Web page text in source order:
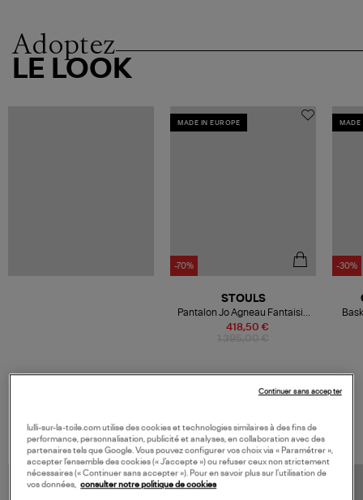
Adoptez
LE LOOK
MADE IN EUROPE
-70%
418,50 €
STOULS
Pantalon Jo Agneau Fantaisie
Regular Acier
MADE
-30%
lulli-sur-la-toile.com utilise des cookies et technologies similaires à des fins de
performance, personnalisation, publicité et analyses, en collaboration avec des
partenaires tels que Google. Vous pouvez configurer vos choix via « Paramétrer »,
accepter l’ensemble des cookies (« J’accepte ») ou refuser ceux non strictement
nécessaires (« Continuer sans accepter »). Pour en savoir plus sur l’utilisation de
vos données, consulter notre politique de cookies
Continuer sans accepter